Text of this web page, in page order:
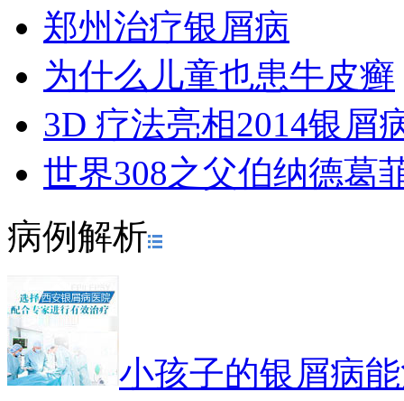
郑州治疗银屑病
为什么儿童也患牛皮癣
3D 疗法亮相2014银屑
世界308之父伯纳德葛
病例解析
小孩子的银屑病